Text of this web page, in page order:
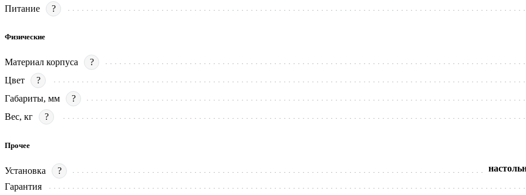
Питание ?
Физические
Материал корпуса
?
Цвет
?
Габариты, мм
?
Вес, кг
?
Прочее
Установка ?
Гарантия